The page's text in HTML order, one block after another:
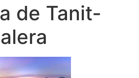
de Tanit-